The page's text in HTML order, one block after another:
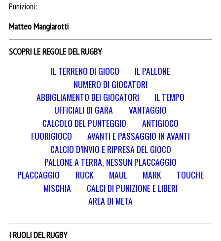
Punizioni:
Matteo Mangiarotti
SCOPRI LE REGOLE DEL RUGBY
IL TERRENO DI GIOCO
IL PALLONE
NUMERO DI GIOCATORI
ABBIGLIAMENTO DEI GIOCATORI
IL TEMPO
UFFICIALI DI GARA
VANTAGGIO
CALCOLO DEL PUNTEGGIO
ANTIGIOCO
FUORIGIOCO
AVANTI E PASSAGGIO IN AVANTI
CALCIO D’INVIO E RIPRESA DEL GIOCO
PALLONE A TERRA, NESSUN PLACCAGGIO
PLACCAGGIO
RUCK MAUL MARK
TOUCHE
MISCHIA
CALCI DI PUNIZIONE E LIBERI
AREA DI META
I RUOLI DEL RUGBY